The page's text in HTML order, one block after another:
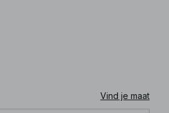
Vind je maat